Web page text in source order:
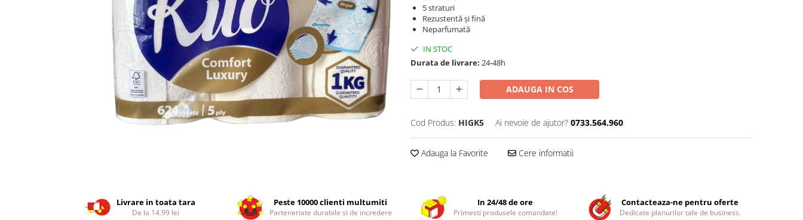
Intretinere masina de spalat
5 straturi
Rezustentă și fină
Neparfumată
IN STOC
Durata de livrare: 24-48h
ADAUGA IN COS
Cod Produs: HIGK5 Ai nevoie de ajutor? 0733.564.960
Adauga la Favorite Cere informatii
Livrare in toata tara
De la 14.99 lei
Peste 10000 clienti multumiti
Parteneriate durabile si de incredere
In 24/48 de ore
Primesti produsele comandate!
Contacteaza-ne pentru oferte
Dedicate planurilor tale de business.